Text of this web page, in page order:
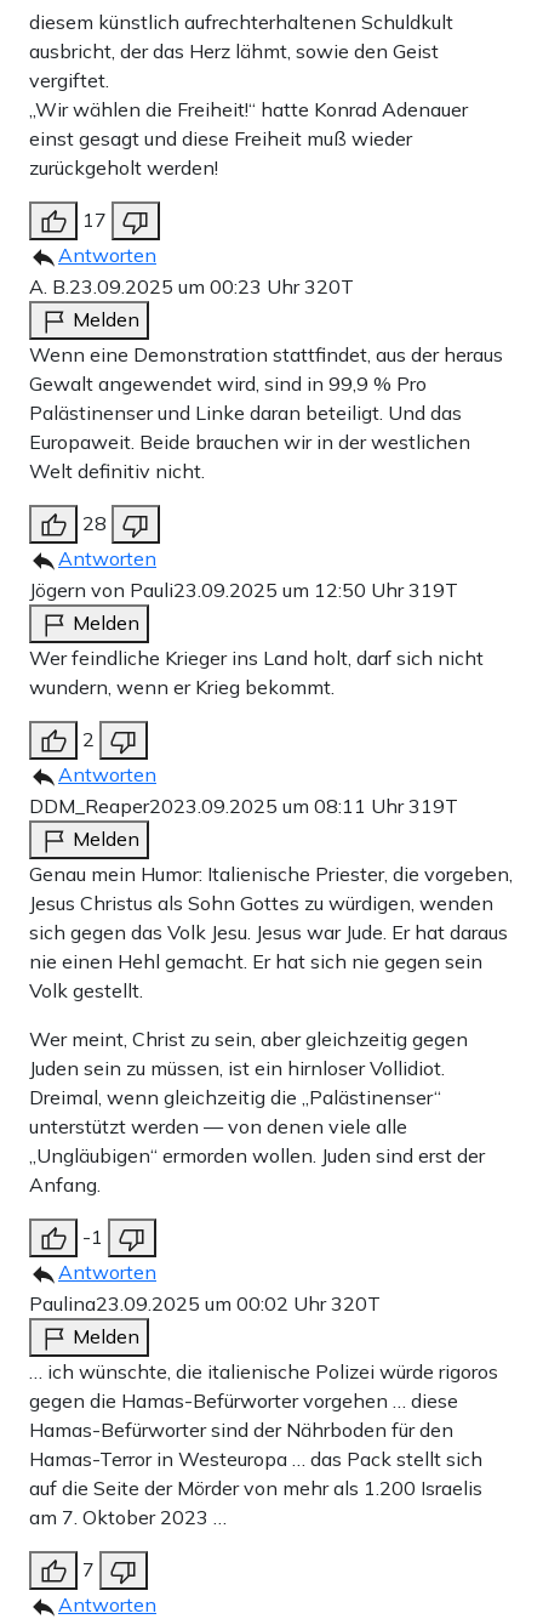
diesem künstlich aufrechterhaltenen Schuldkult
ausbricht, der das Herz lähmt, sowie den Geist
vergiftet.
„Wir wählen die Freiheit!“ hatte Konrad Adenauer
einst gesagt und diese Freiheit muß wieder
zurückgeholt werden!
17
Antworten
A. B.23.09.2025 um 00:23 Uhr320T
Melden
Wenn eine Demonstration stattfindet, aus der heraus
Gewalt angewendet wird, sind in 99,9 % Pro
Palästinenser und Linke daran beteiligt. Und das
Europaweit. Beide brauchen wir in der westlichen
Welt definitiv nicht.
28
Antworten
Jögern von Pauli23.09.2025 um 12:50 Uhr319T
Melden
Wer feindliche Krieger ins Land holt, darf sich nicht
wundern, wenn er Krieg bekommt.
2
Antworten
DDM_Reaper2023.09.2025 um 08:11 Uhr319T
Melden
Genau mein Humor: Italienische Priester, die vorgeben,
Jesus Christus als Sohn Gottes zu würdigen, wenden
sich gegen das Volk Jesu. Jesus war Jude. Er hat daraus
nie einen Hehl gemacht. Er hat sich nie gegen sein
Volk gestellt.
Wer meint, Christ zu sein, aber gleichzeitig gegen
Juden sein zu müssen, ist ein hirnloser Vollidiot.
Dreimal, wenn gleichzeitig die „Palästinenser“
unterstützt werden — von denen viele alle
„Ungläubigen“ ermorden wollen. Juden sind erst der
Anfang.
-1
Antworten
Paulina23.09.2025 um 00:02 Uhr320T
Melden
… ich wünschte, die italienische Polizei würde rigoros
gegen die Hamas-Befürworter vorgehen … diese
Hamas-Befürworter sind der Nährboden für den
Hamas-Terror in Westeuropa … das Pack stellt sich
auf die Seite der Mörder von mehr als 1.200 Israelis
am 7. Oktober 2023 …
7
Antworten